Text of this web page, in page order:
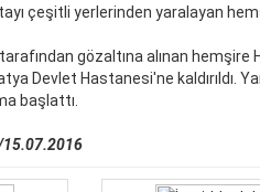
çeşitli yerlerinden yaralayan
gözaltına alınan
Devlet Hastanesi'ne kaldırıldı.
başlattı.
15.07.2016